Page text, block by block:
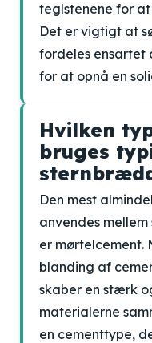
teglstenene for
Det er vigtigt at
fordeles
for at opnå en
Hvilken
bruges
Den mest
anvendes
er mørtelcement.
blanding af
skaber en stærk
materialerne
en cementtype,